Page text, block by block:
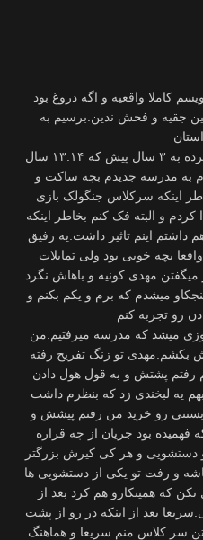
کاملا واقعیه و اگه دروغ بود
جقیه و فحش ندین.برسیم به
من الان۱۷ سالمه و داستانم برمیگرده به ۳ سال پیش که ۱۳.۱۴ سال
به مدرسه جدیدم بچه ساکت و
اینکه سرکلاس جنگولک بازی
و البته فک کنم بخاطر اینکه
داشتم اینم تاثیر داشت.یه رفیق
بچه خوبی بود ولی تمایلات
مهدی کونیه و باهاش نگرد
میشدم که برم و یکم بکنم و
از عید شده بود و حدودا ۱۰ روزی میشد که مدرسه میرفتیم.من
بکشم.مهدی تو زنگ تفریح رفته
رفتم پشتش و به قول هول دادن
یه لبخندی زد که بنظرم داشت
بستنی رو خرید من رفتم پیشش و
فهمیده بود جریان از چه قراره
دستشویی و هر کی کیرش بزرگتر
و رفت تو یکی از دستشویی ها
که همینکارو هم کرد بعد از
بعد از اینکه در رو از پشت
سر کلاس.منم سریعا و هماهنگ